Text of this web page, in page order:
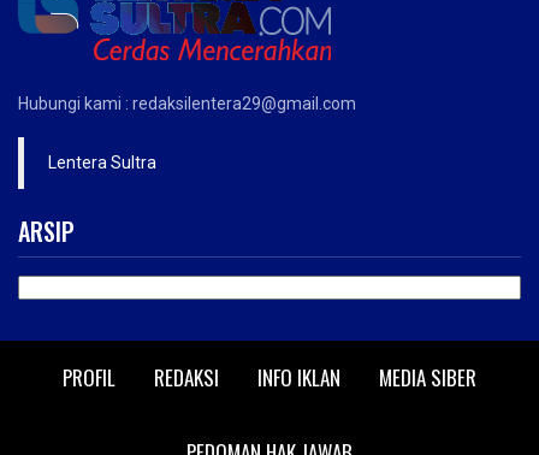
Hubungi kami : redaksilentera29@gmail.com
Lentera Sultra
ARSIP
PROFIL REDAKSI INFO IKLAN MEDIA SIBER